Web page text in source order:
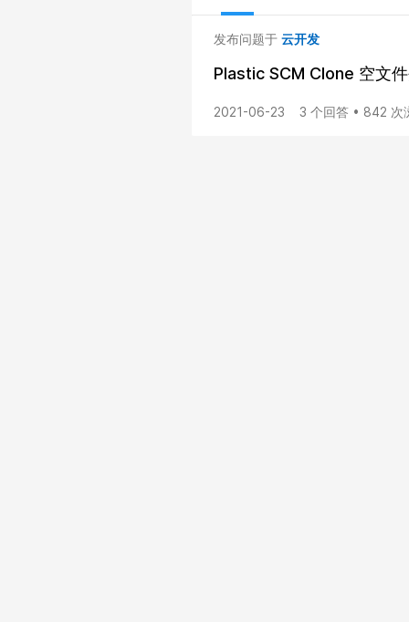
发布问题于 云开发
Plastic SCM Clone 空文
2021-06-23 3 个回答 • 842 次